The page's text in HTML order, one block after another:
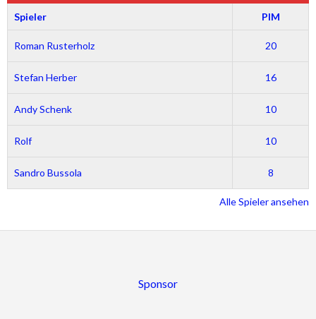
Spieler PIM
Roman Rusterholz 20
Stefan Herber 16
Andy Schenk 10
Rolf 10
Sandro Bussola 8
Alle Spieler ansehen
Sponsor